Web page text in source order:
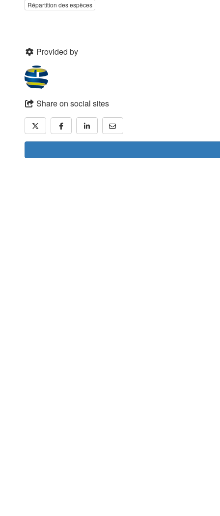
Répartition des espèces
Provided by
Share on social sites